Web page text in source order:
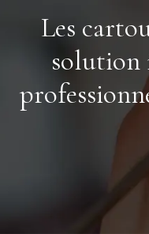
Les
solution